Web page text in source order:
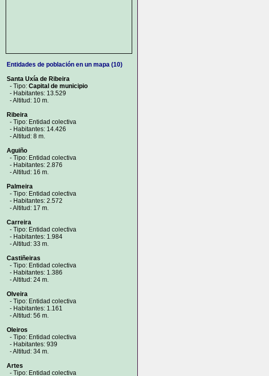
Entidades de población en un mapa (10)
Santa Uxía de Ribeira
- Tipo: Capital de municipio
- Habitantes: 13.529
- Altitud: 10 m.
Ribeira
- Tipo: Entidad colectiva
- Habitantes: 14.426
- Altitud: 8 m.
Aguiño
- Tipo: Entidad colectiva
- Habitantes: 2.876
- Altitud: 16 m.
Palmeira
- Tipo: Entidad colectiva
- Habitantes: 2.572
- Altitud: 17 m.
Carreira
- Tipo: Entidad colectiva
- Habitantes: 1.984
- Altitud: 33 m.
Castiñeiras
- Tipo: Entidad colectiva
- Habitantes: 1.386
- Altitud: 24 m.
Olveira
- Tipo: Entidad colectiva
- Habitantes: 1.161
- Altitud: 56 m.
Oleiros
- Tipo: Entidad colectiva
- Habitantes: 939
- Altitud: 34 m.
Artes
- Tipo: Entidad colectiva